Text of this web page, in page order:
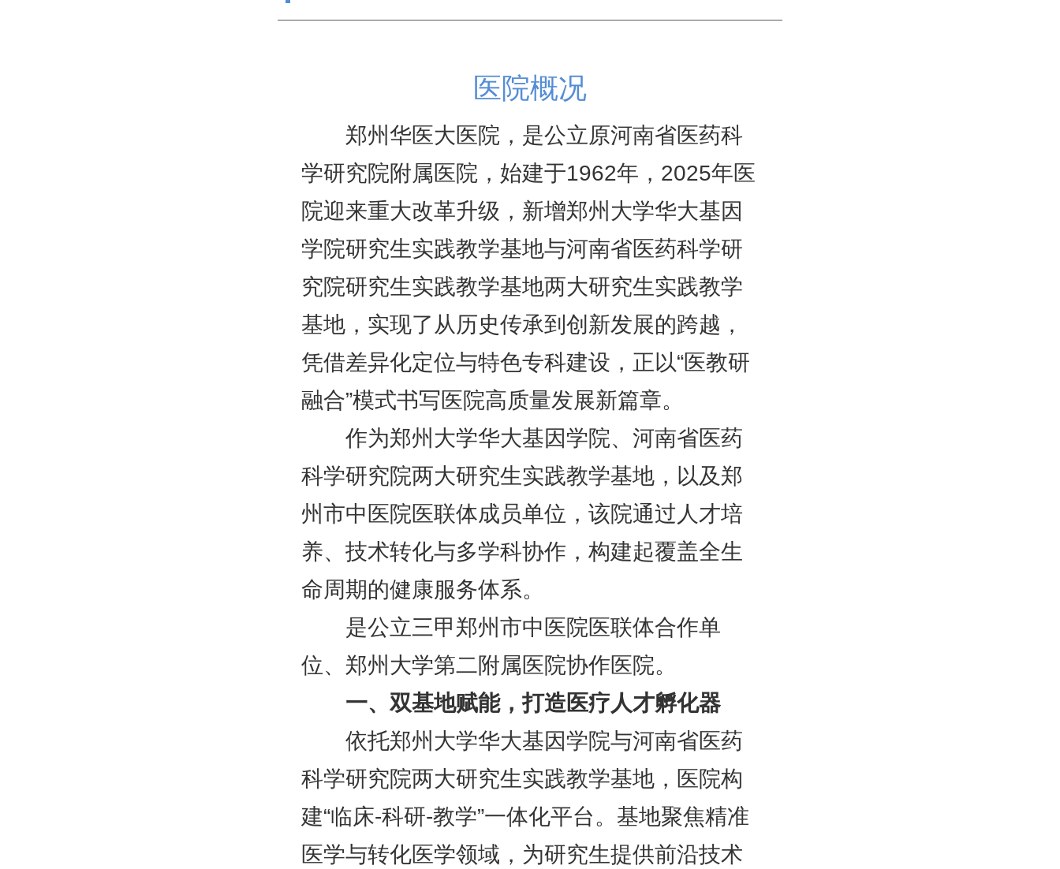
医院概况
郑州华医大医院，是公立原河南省医药科
学研究院附属医院，始建于1962年，2025年医
院迎来重大改革升级，新增郑州大学华大基因
学院研究生实践教学基地与河南省医药科学研
究院研究生实践教学基地两大研究生实践教学
基地，实现了从历史传承到创新发展的跨越，
凭借差异化定位与特色专科建设，正以“医教研
融合”模式书写医院高质量发展新篇章。
作为郑州大学华大基因学院、河南省医药
科学研究院两大研究生实践教学基地，以及郑
州市中医院医联体成员单位，该院通过人才培
养、技术转化与多学科协作，构建起覆盖全生
命周期的健康服务体系。
是公立三甲郑州市中医院医联体合作单
位、郑州大学第二附属医院协作医院。
一、双基地赋能，打造医疗人才孵化器
依托郑州大学华大基因学院与河南省医药
科学研究院两大研究生实践教学基地，医院构
建“临床-科研-教学”一体化平台。基地聚焦精准
医学与转化医学领域，为研究生提供前沿技术